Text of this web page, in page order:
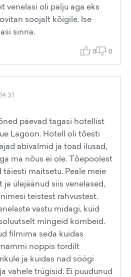
venelasi oli palju aga eks
soojalt kõigile. Ise
sinna.
0 0
päevad tagasi hotellist
Lagoon. Hotell oli tõesti
abivalmid ja toad ilusad,
ma nõus ei ole. Tõepoolest
täiesti maitsetu. Peale meie
ja ülejäänud siis venelased,
teistest rahvustest.
vastu midagi, kuid
mingeid kombeid.
filmima seda kuidas
noppis tordilt
ja kuidas nad söögi
vahele trügisid. Ei puudunud